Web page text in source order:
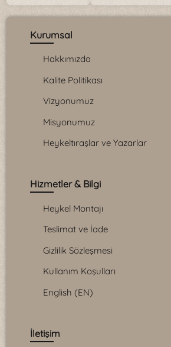
Kurumsal
Hakkımızda
Kalite Politikası
Vizyonumuz
Misyonumuz
Heykeltıraşlar ve Yazarlar
Hizmetler & Bilgi
Heykel Montajı
Teslimat ve İade
Gizlilik Sözleşmesi
Kullanım Koşulları
English (EN)
İletişim